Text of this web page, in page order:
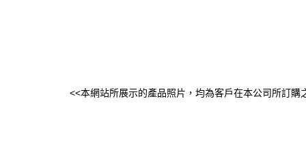
<<本網站所展示的產品照片，均為客戶在本公司所訂